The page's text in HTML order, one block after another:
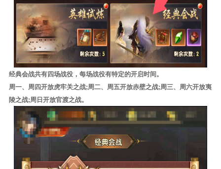
经典会战共有四场战役，每场战役有特定的开启时间。
周一、周四开放虎牢关之战;周二、周五开放赤壁之战;周三、周六开放夷
陵之战;周日开放官渡之战。